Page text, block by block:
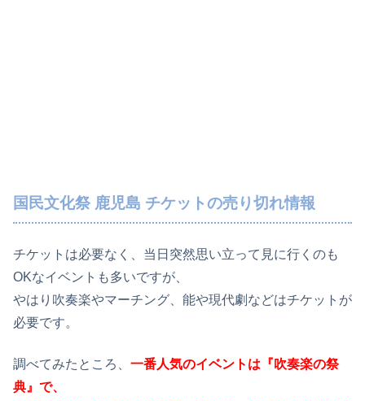
国民文化祭 鹿児島 チケットの売り切れ情報
チケットは必要なく、当日突然思い立って見に行くのも
OKなイベントも多いですが、
やはり吹奏楽やマーチング、能や現代劇などはチケットが
必要です。
調べてみたところ、 一番人気のイベントは『吹奏楽の祭
典』で、